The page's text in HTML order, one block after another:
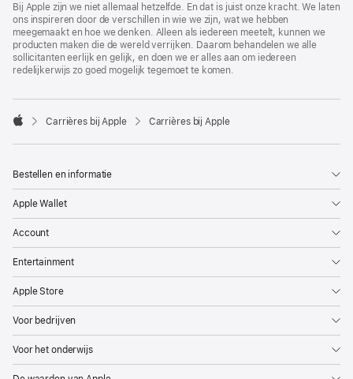
Footer
Bij Apple zijn we niet allemaal hetzelfde. En dat is juist onze kracht. We laten
ons inspireren door de verschillen in wie we zijn, wat we hebben
meegemaakt en hoe we denken. Alleen als iedereen meetelt, kunnen we
producten maken die de wereld verrijken. Daarom behandelen we alle
sollicitanten eerlijk en gelijk, en doen we er alles aan om iedereen
redelijkerwijs zo goed mogelijk tegemoet te komen.

Carrières bij Apple Carrières bij Apple
Bestellen en informatie
Apple Wallet
Account
Entertainment
Apple Store
Voor bedrijven
Voor het onderwijs